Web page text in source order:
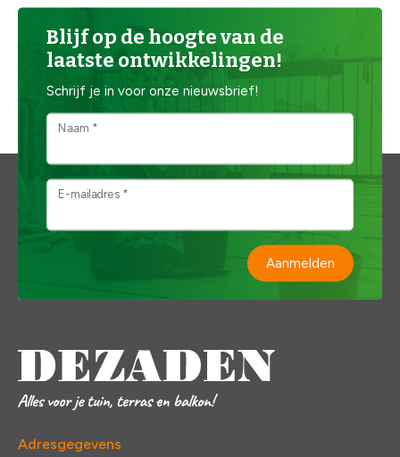
Blijf op de hoogte van de
laatste ontwikkelingen!
Schrijf je in voor onze nieuwsbrief!
Naam *
E-mailadres *
Aanmelden
Adresgegevens